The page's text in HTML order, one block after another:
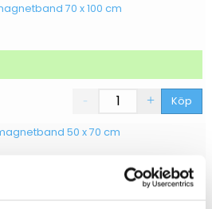
70 x 100 cm
Köp
50 x 70 cm